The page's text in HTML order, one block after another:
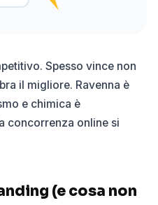
Spesso vince non
il migliore. Ravenna è
e chimica è
concorrenza online si
(e cosa non